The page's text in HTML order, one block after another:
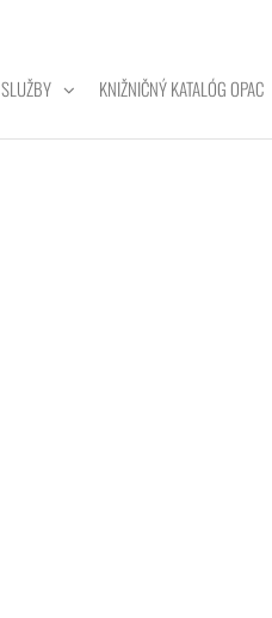
SLUŽBY KNIŽNIČNÝ KATALÓG OPAC